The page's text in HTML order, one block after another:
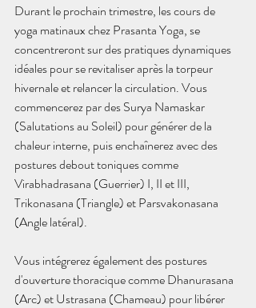
Durant le prochain trimestre, les cours de
yoga matinaux chez Prasanta Yoga, se
concentreront sur des pratiques dynamiques
idéales pour se revitaliser après la torpeur
hivernale et relancer la circulation. Vous
commencerez par des Surya Namaskar
(Salutations au Soleil) pour générer de la
chaleur interne, puis enchaînerez avec des
postures debout toniques comme
Virabhadrasana (Guerrier) I, II et III,
Trikonasana (Triangle) et Parsvakonasana
(Angle latéral).
Vous intégrerez également des postures
d'ouverture thoracique comme Dhanurasana
(Arc) et Ustrasana (Chameau) pour libérer